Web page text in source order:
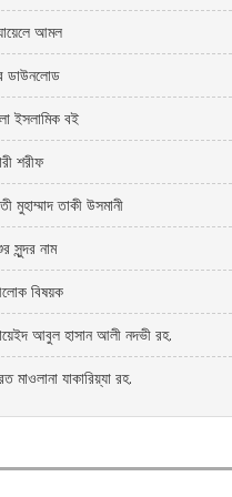
আমল
ডাউনলোড
ইসলামিক বই
শরীফ
মুহাম্মাদ তাকী উসমানী
সুন্দর নাম
বিষয়ক
আবুল হাসান আলী নদভী রহ.
মাওলানা যাকারিয়্যা রহ.